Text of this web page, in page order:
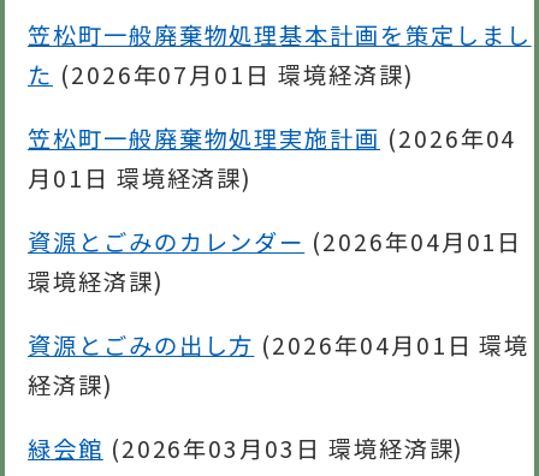
笠松町一般廃棄物処理基本計画を策定しまし
た (2026年07月01日 環境経済課)
笠松町一般廃棄物処理実施計画 (2026年04
月01日 環境経済課)
資源とごみのカレンダー (2026年04月01日
環境経済課)
資源とごみの出し方 (2026年04月01日 環境
経済課)
緑会館 (2026年03月03日 環境経済課)